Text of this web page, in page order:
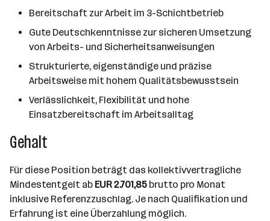
Bereitschaft zur Arbeit im 3-Schichtbetrieb
Gute Deutschkenntnisse zur sicheren Umsetzung
von Arbeits- und Sicherheitsanweisungen
Strukturierte, eigenständige und präzise
Arbeitsweise mit hohem Qualitätsbewusstsein
Verlässlichkeit, Flexibilität und hohe
Einsatzbereitschaft im Arbeitsalltag
Gehalt
Für diese Position beträgt das kollektivvertragliche
Mindestentgelt ab EUR 2.701,85 brutto pro Monat
inklusive Referenzzuschlag. Je nach Qualifikation und
Erfahrung ist eine Überzahlung möglich.